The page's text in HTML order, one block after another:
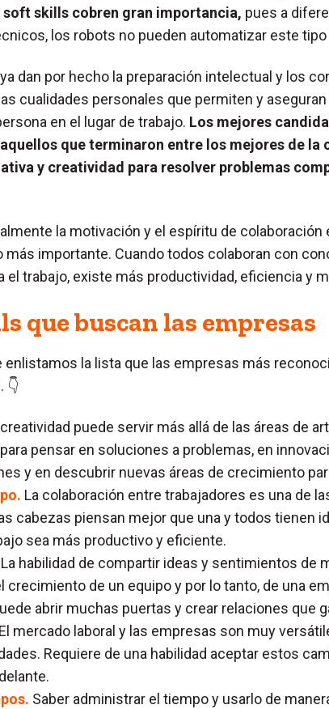
soft skills cobren gran importancia, pues a
los robots no pueden automatizar este tipo
dan por hecho la preparación intelectual y los
cualidades personales que permiten y
en el lugar de trabajo. Los mejores
que terminaron entre los mejores de la
y creatividad para resolver problemas
la motivación y el espíritu de colaboración
más importante. Cuando todos colaboran con
el trabajo, existe más productividad, eficiencia y
que buscan las empresas
enlistamos la lista que las empresas más
👇
puede servir más allá de las áreas de
pensar en soluciones a problemas, en
y en descubrir nuevas áreas de crecimiento
La colaboración entre trabajadores es una de
cabezas piensan mejor que una y todos tienen
sea más productivo y eficiente.
La habilidad de compartir ideas y sentimientos de
crecimiento de un equipo y por lo tanto, de una
abrir muchas puertas y crear relaciones que
El mercado laboral y las empresas son muy
Requiere de una habilidad aceptar estos
Saber administrar el tiempo y usarlo de